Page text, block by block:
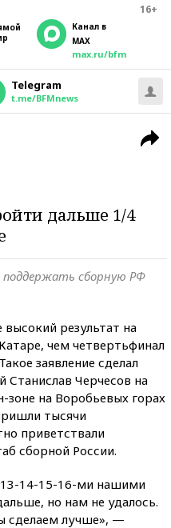
16+
Канал в
MAX
max.ru/bfm
Telegram
t.me/BFMnews
дальше 1/4
поддержать сборную РФ
результат на
чем четвертьфинал
заявление сделал
Станислав Черчесов на
на Воробьевых горах
тысячи
приветствали
сборной России.
14-15-16-ми нашими
но нам не удалось.
сделаем лучше», —